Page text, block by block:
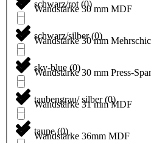
schwarz/rot (0)
schwarz/silber(0)
sky-blue (0)
taubengrau/ silber(0)
taupe(0)
Wandstärke 30 mm MDF
Wandstärke 30 mm
Wandstärke 30 mm Press-
Wandstärke 31 mm MDF
Wandstärke 36mm MDF